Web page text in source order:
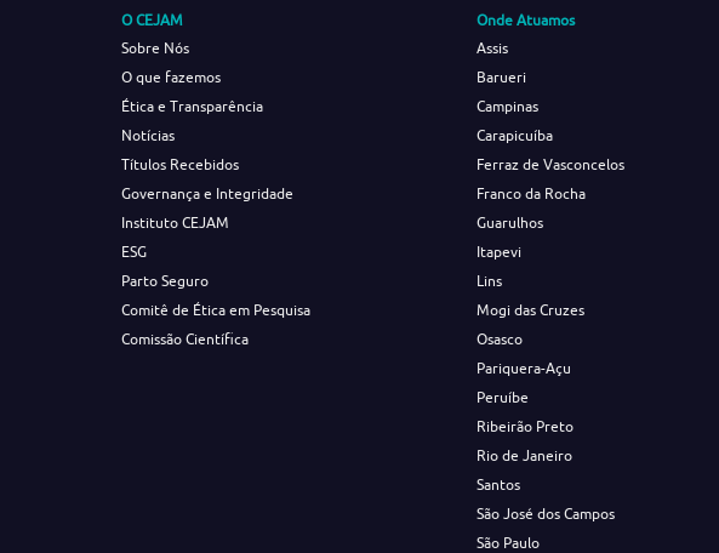
O CEJAM
Sobre Nós
O que fazemos
Ética e Transparência
Notícias
Títulos Recebidos
Governança e Integridade
Instituto CEJAM
ESG
Parto Seguro
Comitê de Ética em Pesquisa
Comissão Científica
Onde Atuamos
Assis
Barueri
Campinas
Carapicuíba
Ferraz de Vasconcelos
Franco da Rocha
Guarulhos
Itapevi
Lins
Mogi das Cruzes
Osasco
Pariquera-Açu
Peruíbe
Ribeirão Preto
Rio de Janeiro
Santos
São José dos Campos
São Paulo